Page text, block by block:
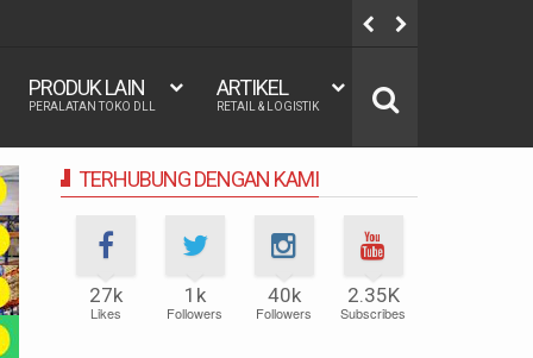
160x200, 180x200 | FUNGSI, MANFAAT DAN KEGUNAAN
PRODUK LAIN
PERALATAN TOKO DLL
ARTIKEL
RETAIL & LOGISTIK
TERHUBUNG DENGAN KAMI
27k
Likes
1k
Followers
40k
Followers
2.35K
Subscribes